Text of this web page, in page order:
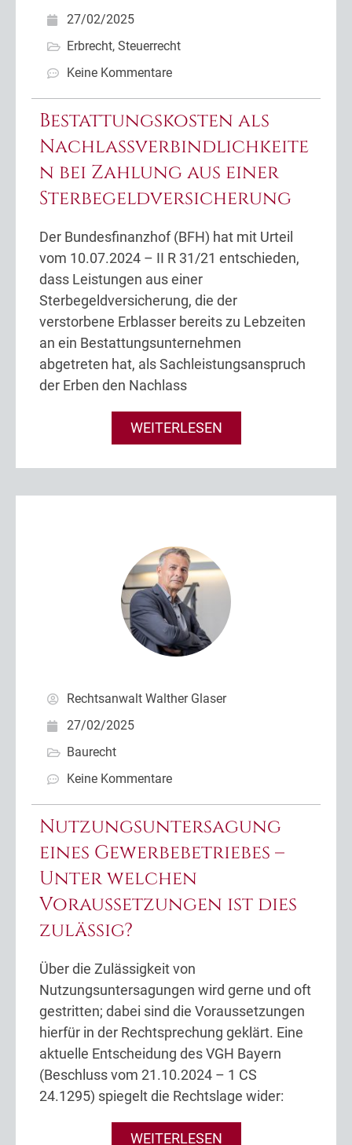
27/02/2025
Erbrecht, Steuerrecht
Keine Kommentare
Bestattungskosten als
Nachlassverbindlichkeite
n bei Zahlung aus einer
Sterbegeldversicherung
Der Bundesfinanzhof (BFH) hat mit Urteil
vom 10.07.2024 – II R 31/21 entschieden,
dass Leistungen aus einer
Sterbegeldversicherung, die der
verstorbene Erblasser bereits zu Lebzeiten
an ein Bestattungsunternehmen
abgetreten hat, als Sachleistungsanspruch
der Erben den Nachlass
WEITERLESEN
Rechtsanwalt Walther Glaser
27/02/2025
Baurecht
Keine Kommentare
Nutzungsuntersagung
eines Gewerbebetriebes –
Unter welchen
Voraussetzungen ist dies
zulässig?
Über die Zulässigkeit von
Nutzungsuntersagungen wird gerne und oft
gestritten; dabei sind die Voraussetzungen
hierfür in der Rechtsprechung geklärt. Eine
aktuelle Entscheidung des VGH Bayern
(Beschluss vom 21.10.2024 – 1 CS
24.1295) spiegelt die Rechtslage wider:
WEITERLESEN